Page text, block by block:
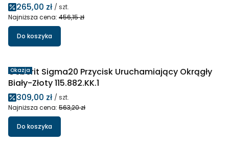
Cena promocyjna
265,00 zł / szt.
Najniższa cena: 456,15 zł
Do koszyka
Okazja
Geberit Sigma20 Przycisk Uruchamiający Okrągły
Biały-Złoty 115.882.KK.1
Cena promocyjna
309,00 zł / szt.
Najniższa cena: 563,20 zł
Do koszyka